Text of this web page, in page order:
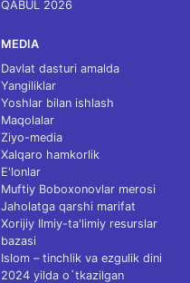
QABUL 2026
MEDIA
Davlat dasturi amalda
Yangiliklar
Yoshlar bilan ishlash
Maqolalar
Ziyo-media
Xalqaro hamkorlik
E'lonlar
Muftiy Boboxonovlar merosi
Jaholatga qarshi marifat
Xorijiy Ilmiy-ta'limiy resurslar
bazasi
Islom – tinchlik va ezgulik dini
2024 yilda o`tkazilgan